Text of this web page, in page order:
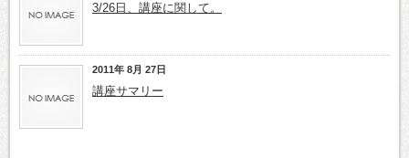
3/26日、講座に関して。
2011年 8月 27日
講座サマリー